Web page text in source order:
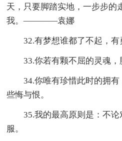
天，只要脚踏实地，一步步的
我。————袁娜
32.有梦想谁都了不起，有
33.你若有颗不屈的灵魂，
34.你唯有珍惜此时的拥有
些悔与恨。
35.我的最高原则是：不论
服。